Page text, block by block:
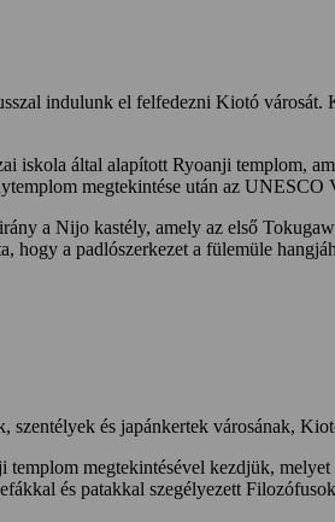
indulunk el felfedezni Kiotó
iskola által alapított Ryoanji templom,
megtekintése után az
a Nijo kastély, amely az első
hogy a padlószerkezet a fülemüle
szentélyek és japánkertek városának,
megtekintésével kezdjük,
és patakkal szegélyezett